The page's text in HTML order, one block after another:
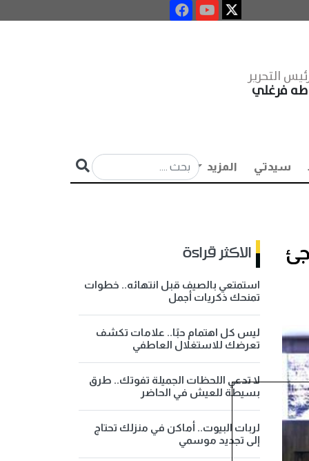
التحرير
طه فرغلي
سيدتي المزيد
الاكثر قراءة
استمتعي بالصيف قبل انتهائه.. خطوات
تمنحك ذكريات أجمل
ليس كل اهتمام حبًا.. علامات تكشف
تعرضك للاستغلال العاطفي
لا تدعي اللحظات الجميلة تفوتك.. طرق
بسيطة للعيش في الحاضر
لربات البيوت.. أماكن في منزلك تحتاج
إلى تجديد موسمي